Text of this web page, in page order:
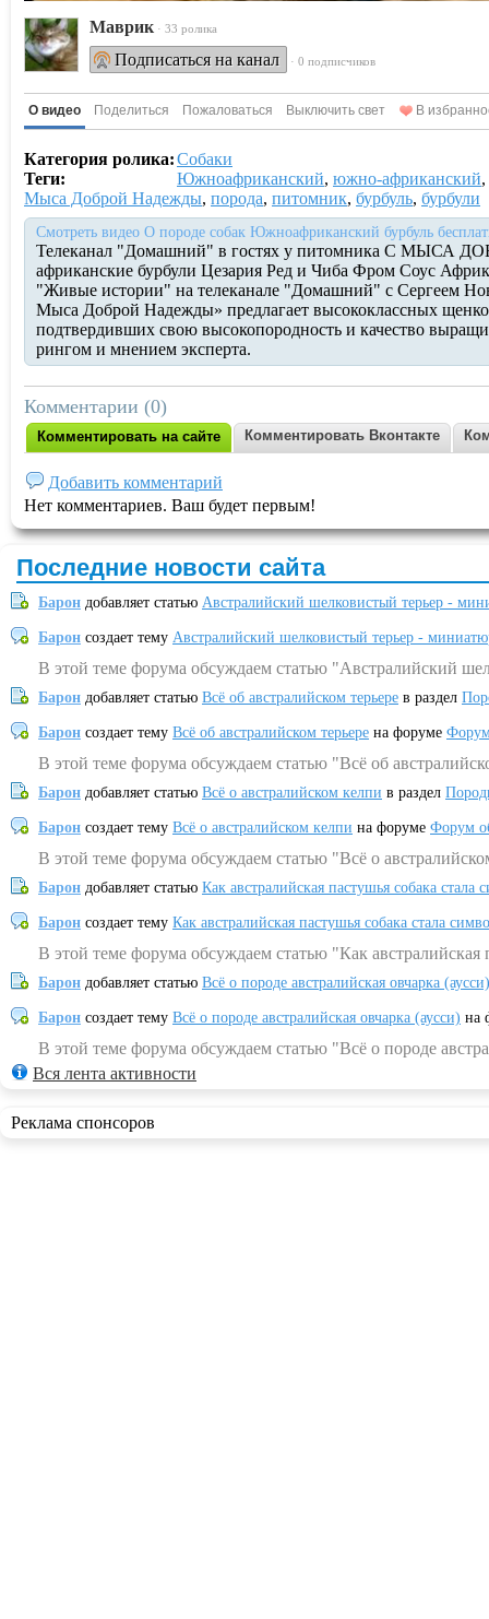
Маврик · 33 ролика
Подписаться на канал · 0 подписчиков
О видео Поделиться Пожаловаться Выключить свет В
Категория ролика:Собаки
Теги:
Южноафриканский, южно-африканский,
Мыса Доброй Надежды, порода, питомник, бурбуль, бурбули
Смотреть видео О породе собак Южноафриканский бурбуль
Телеканал "Домашний" в гостях у питомника С
африканские бурбули Цезария Ред и Чиба Фром Соус
"Живые истории" на телеканале "Домашний" с Сергеем
Мыса Доброй Надежды» предлагает высококлассных
подтвердивших свою высокопородность и качество
рингом и мнением эксперта.
Комментарии (0)
Комментировать на сайте Комментировать Вконтакте
Добавить комментарий
Нет комментариев. Ваш будет первым!
Последние новости сайта
Барон добавляет статью Австралийский шелковистый терьер -
Барон создает тему Австралийский шелковистый терьер -
В этой теме форума обсуждаем статью "Австралийский
Барон добавляет статью Всё об австралийском терьере в раздел
Барон создает тему Всё об австралийском терьере на форуме
В этой теме форума обсуждаем статью "Всё об
Барон добавляет статью Всё о австралийском келпи в раздел
Барон создает тему Всё о австралийском келпи на форуме Форум
В этой теме форума обсуждаем статью "Всё о
Барон добавляет статью Как австралийская пастушья собака
Барон создает тему Как австралийская пастушья собака стала
В этой теме форума обсуждаем статью "Как
Барон добавляет статью Всё о породе австралийская овчарка (аусси)
Барон создает тему Всё о породе австралийская овчарка (аусси) на
В этой теме форума обсуждаем статью "Всё о породе
Вся лента активности
Реклама спонсоров